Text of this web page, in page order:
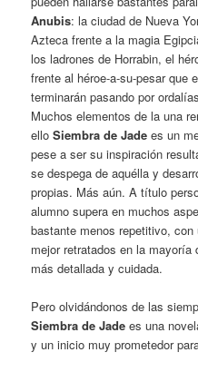
Anubis: la ciudad de Nueva
Azteca frente a la magia
los ladrones de Horrabin, el
frente al héroe-a-su-pesar que
terminarán pasando por
Muchos elementos de la una
elloSiembra de Jadees un
pese a ser su inspiración
se despega de aquélla y
propias. Más aún. A título
alumno supera en muchos
bastante menos repetitivo,
mejor retratados en la
más detallada y cuidada.
Pero olvidándonos de las
Siembra de Jadees una
y un inicio muy prometedor